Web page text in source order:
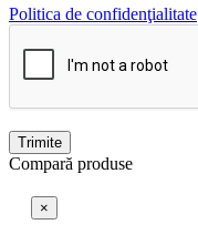
Politica de confidenţialitate
Trimite
Compară produse
×